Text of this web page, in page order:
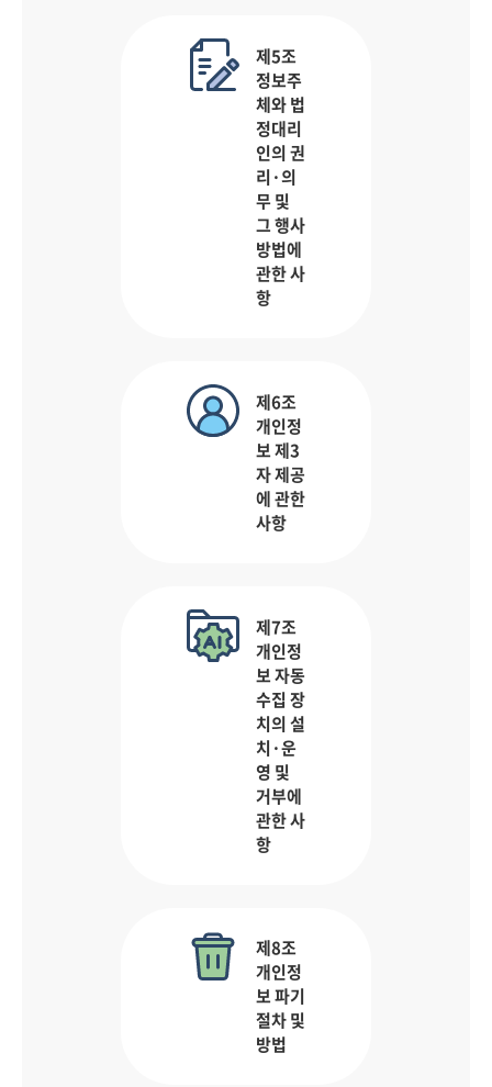
제5조
정보주
체와 법
정대리
인의 권
리·의
무 및
그 행사
방법에
관한 사
항
제6조
개인정
보 제3
자 제공
에 관한
사항
제7조
개인정
보 자동
수집 장
치의 설
치·운
영 및
거부에
관한 사
항
제8조
개인정
보 파기
절차 및
방법